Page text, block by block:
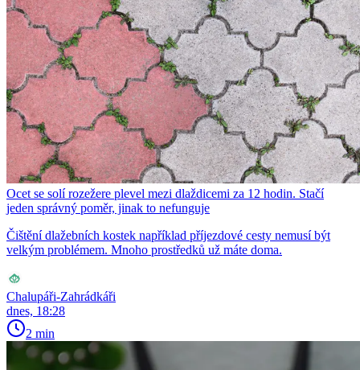
Ocet se solí rozežere plevel mezi dlaždicemi za 12 hodin. Stačí
jeden správný poměr, jinak to nefunguje
Čištění dlažebních kostek například příjezdové cesty nemusí být
velkým problémem. Mnoho prostředků už máte doma.
Chalupáři-Zahrádkáři
dnes, 18:28
2 min